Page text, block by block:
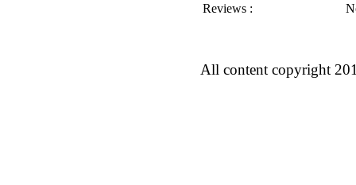
Reviews :
All content copyright